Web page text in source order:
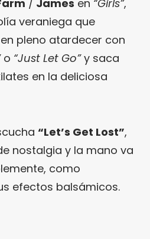
/ James en “Girls”,
veraniega que
pleno atardecer con
o “Just Let Go”y saca
en la deliciosa
“Let’s Get Lost”,
nostalgia y la mano va
como
efectos balsámicos.